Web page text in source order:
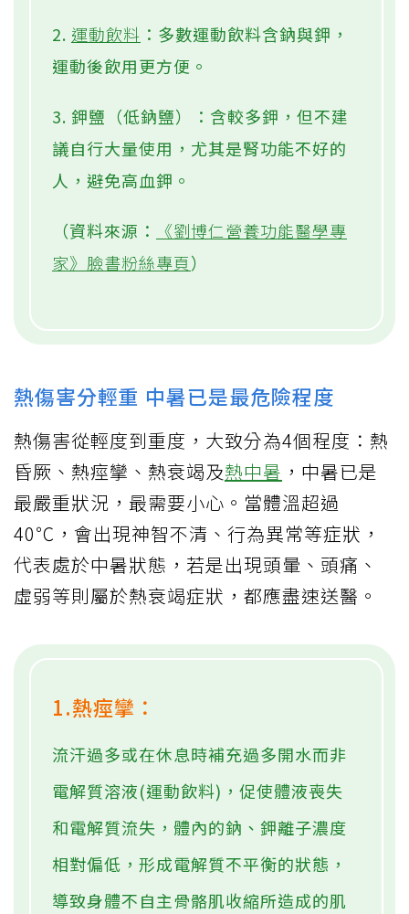
2. 運動飲料 ：多數運動飲料含鈉與鉀，
運動後飲用更方便。
3. 鉀鹽（低鈉鹽）：含較多鉀，但不建
議自行大量使用，尤其是腎功能不好的
人，避免高血鉀。
（資料來源：
《劉博仁營養功能醫學專
家》臉書粉絲專頁）
熱傷害分輕重 中暑已是最危險程度
熱傷害從輕度到重度，大致分為4個程度：熱
昏厥、熱痙攣、熱衰竭及熱中暑 ，中暑已是
最嚴重狀況，最需要小心。當體溫超過
40℃，會出現神智不清、行為異常等症狀，
代表處於中暑狀態，若是出現頭暈、頭痛、
虛弱等則屬於熱衰竭症狀，都應盡速送醫。
1.熱痙攣：
流汗過多或在休息時補充過多開水而非
電解質溶液(運動飲料)，促使體液喪失
和電解質流失，體內的鈉、鉀離子濃度
相對偏低，形成電解質不平衡的狀態，
導致身體不自主骨骼肌收縮所造成的肌